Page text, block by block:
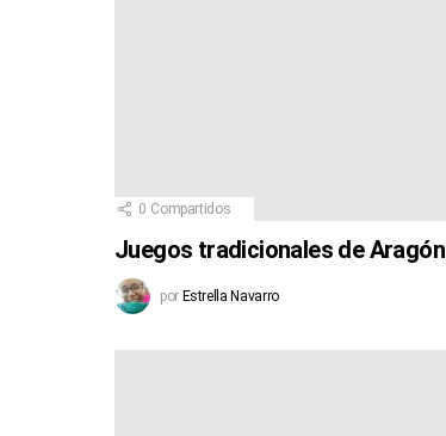
0 Compartidos
Juegos tradicionales de Aragón
por Estrella Navarro